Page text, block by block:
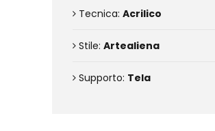
Tecnica: Acrilico
Stile: Artealiena
Supporto: Tela